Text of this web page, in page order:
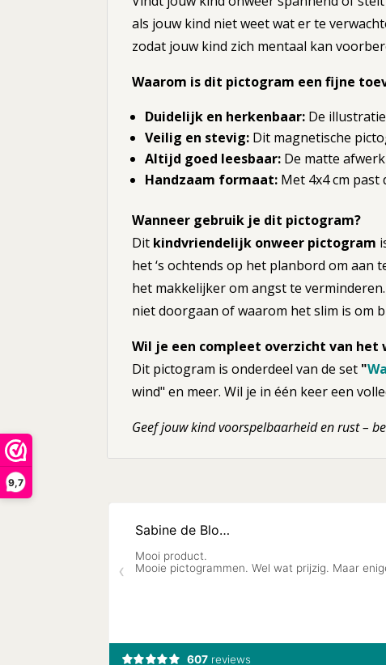
9,7
als jouw kind niet weet wat er te
zodat jouw kind zich mentaal kan
Waarom is dit pictogram een fijne
Duidelijk en herkenbaar: De
Veilig en stevig: Dit magnetische
Altijd goed leesbaar: De matte
Handzaam formaat: Met 4x4 cm
Wanneer gebruik je dit pictogram?
Dit kindvriendelijk onweer pictogram
het ‘s ochtends op het planbord om
het makkelijker om angst te
niet doorgaan of waarom het slim is om
Wil je een compleet overzicht van het
Dit pictogram is onderdeel van de set "
wind" en meer. Wil je in één keer een
Geef jouw kind voorspelbaarheid en rust –